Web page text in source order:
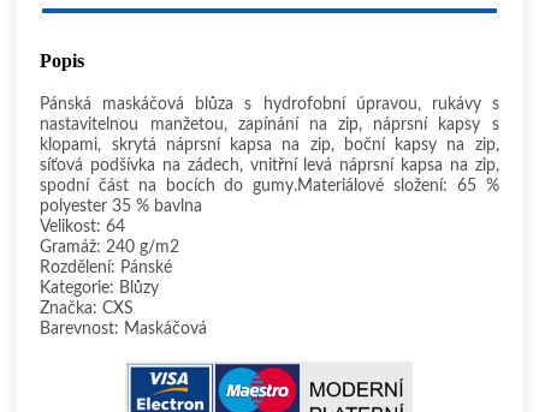
Popis
Pánská maskáčová blůza s hydrofobní úpravou, rukávy s
nastavitelnou manžetou, zapínání na zip, náprsní kapsy s
klopami, skrytá náprsní kapsa na zip, boční kapsy na zip,
síťová podšívka na zádech, vnitřní levá náprsní kapsa na zip,
spodní část na bocích do gumy.Materiálové složení: 65 %
polyester 35 % bavlna
Velikost: 64
Gramáž: 240 g/m2
Rozdělení: Pánské
Kategorie: Blůzy
Značka: CXS
Barevnost: Maskáčová